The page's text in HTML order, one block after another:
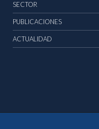
SECTOR
PUBLICACIONES
ACTUALIDAD